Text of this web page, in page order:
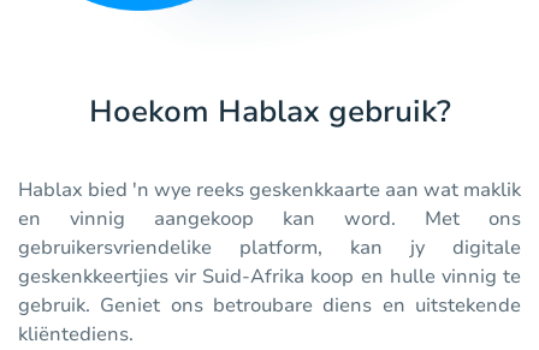
Hoekom Hablax gebruik?
Hablax bied 'n wye reeks geskenkkaarte aan wat maklik
en vinnig aangekoop kan word. Met ons
gebruikersvriendelike platform, kan jy digitale
geskenkkeertjies vir Suid-Afrika koop en hulle vinnig te
gebruik. Geniet ons betroubare diens en uitstekende
kliëntediens.